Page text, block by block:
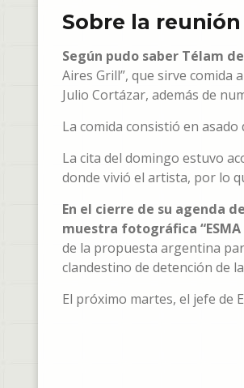
Sobre la reunión
Según pudo saber Télam
Aires Grill”, que sirve
Julio Cortázar, además de
La comida consistió en
La cita del domingo estuvo
donde vivió el artista, por lo
En el cierre de su agenda
muestra fotográfica
de la propuesta argentina
clandestino de detención de
El próximo martes, el jefe de